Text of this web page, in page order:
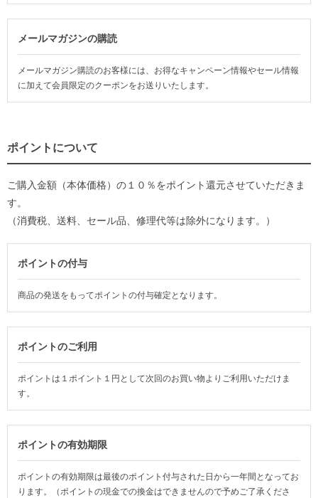
メールマガジンの購読
メールマガジン購読のお客様には、お得なキャンペーン情報やセール情報
に加えて会員限定のクーポンをお送りいたします。
ポイントについて
ご購入金額（本体価格）の１０％をポイント還元させていただきま
す。
（消費税、送料、セール品、修理代等は除外になります。）
ポイントの付与
商品の発送をもってポイントの付与確定となります。
ポイントのご利用
ポイントは１ポイント１円として次回のお買い物よりご利用いただけま
す。
ポイントの有効期限
ポイントの有効期限は最後のポイント付与された日から一年間となってお
ります。（ポイントの現金での換金はできませんので予めご了承くださ